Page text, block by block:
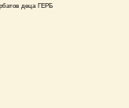
деца ГЕРБ